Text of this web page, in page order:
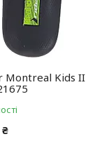
Montreal Kids II